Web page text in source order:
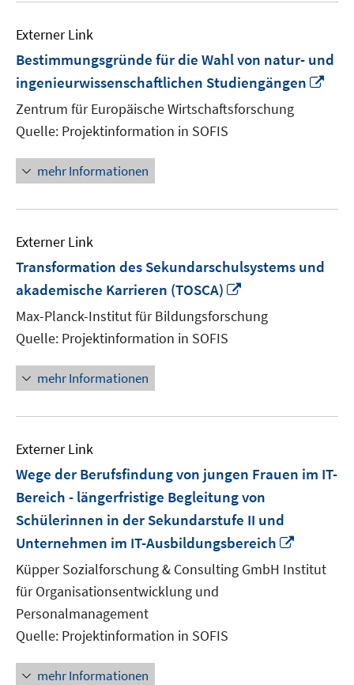
Externer Link
Bestimmungsgründe für die Wahl von natur- und
ingenieurwissenschaftlichen Studiengängen
Zentrum für Europäische Wirtschaftsforschung
Quelle: Projektinformation in SOFIS
mehr Informationen
Externer Link
Transformation des Sekundarschulsystems und
akademische Karrieren (TOSCA)
Fenster
Max-Planck-Institut für Bildungsforschung
Quelle: Projektinformation in SOFIS
mehr Informationen
Externer Link
Wege der Berufsfindung von jungen Frauen im IT-
Bereich - längerfristige Begleitung von
Schülerinnen in der Sekundarstufe II und
Unternehmen im IT-Ausbildungsbereich
neuem
Fenster
Küpper Sozialforschung & Consulting GmbH Institut
für Organisationsentwicklung und
Personalmanagement
Quelle: Projektinformation in SOFIS
mehr Informationen